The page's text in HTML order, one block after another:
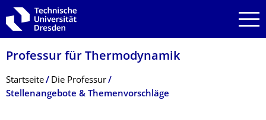
Zur Hauptnavigation springen
Zur Suche springen
Zum Inhalt springen
Professur für Thermodynamik
Breadcrumb-Menü
Startseite
Die Professur
Stellenangebote & Themenvorschläge